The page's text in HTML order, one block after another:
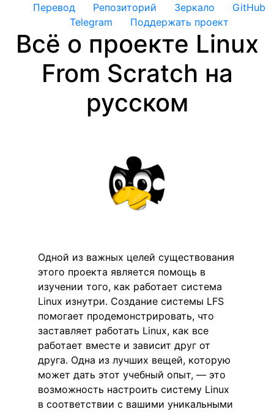
Перевод Репозиторий Зеркало
GitHub
Telegram
Поддержать проект
Всё о проекте Linux
From Scratch на
русском
Одной из важных целей существования
этого проекта является помощь в
изучении того, как работает система
Linux изнутри. Создание системы LFS
помогает продемонстрировать, что
заставляет работать Linux, как все
работает вместе и зависит друг от
друга. Одна из лучших вещей, которую
может дать этот учебный опыт, — это
возможность настроить систему Linux
в соответствии с вашими уникальными